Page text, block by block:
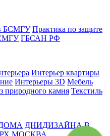
БСМГУ Практика по защите
ГБСАН РФ
Интерьер квартиры
Интерьеры 3D Мебель
природного камня Текстиль
ДНИДИЗАЙНА В